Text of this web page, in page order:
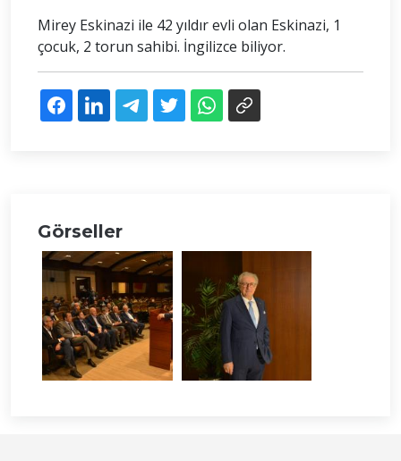
Mirey Eskinazi ile 42 yıldır evli olan Eskinazi, 1
çocuk, 2 torun sahibi. İngilizce biliyor.
Görseller